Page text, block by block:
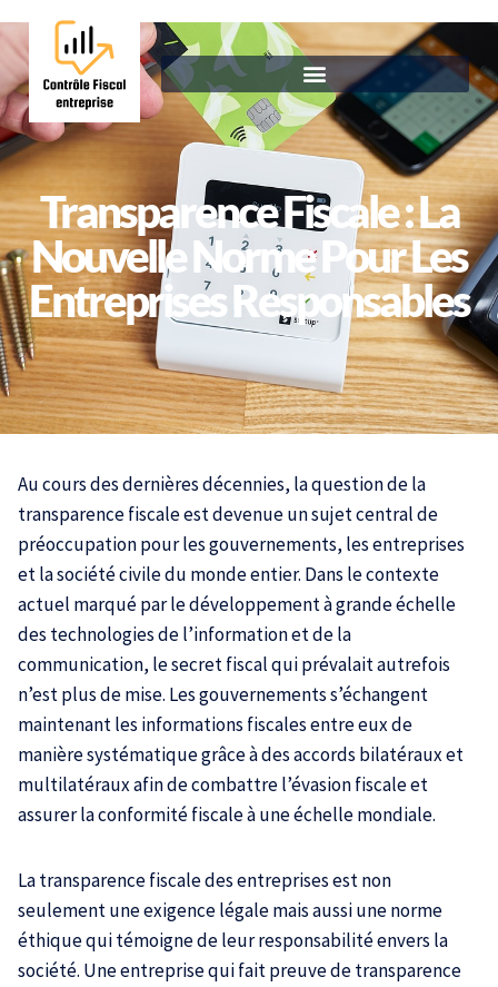
Transparence Fiscale : La
Nouvelle Norme Pour Les
Entreprises Responsables
Au cours des dernières décennies, la question de la
transparence fiscale est devenue un sujet central de
préoccupation pour les gouvernements, les entreprises
et la société civile du monde entier. Dans le contexte
actuel marqué par le développement à grande échelle
des technologies de l’information et de la
communication, le secret fiscal qui prévalait autrefois
n’est plus de mise. Les gouvernements s’échangent
maintenant les informations fiscales entre eux de
manière systématique grâce à des accords bilatéraux et
multilatéraux afin de combattre l’évasion fiscale et
assurer la conformité fiscale à une échelle mondiale.
La transparence fiscale des entreprises est non
seulement une exigence légale mais aussi une norme
éthique qui témoigne de leur responsabilité envers la
société. Une entreprise qui fait preuve de transparence